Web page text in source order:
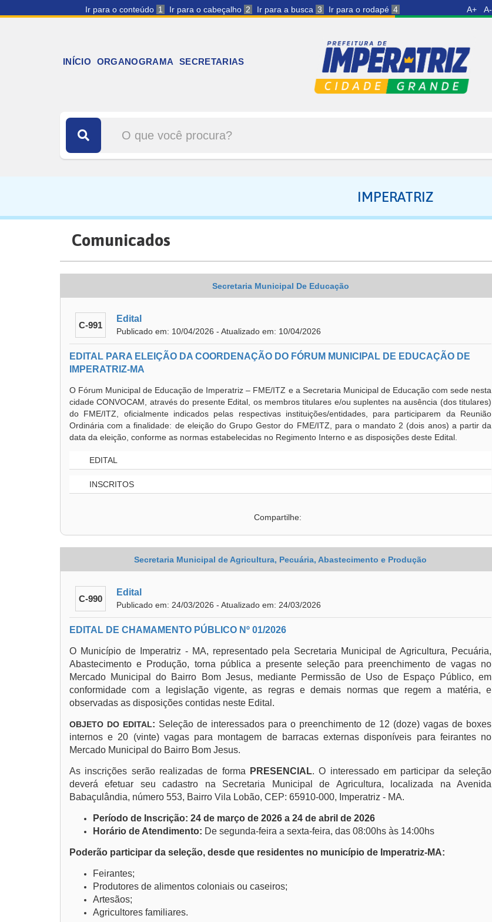
Ir para o conteúdo 1 Ir para o cabeçalho 2 Ir para a busca 3 Ir para o rodapé 4 A+ A-
INÍCIO ORGANOGRAMA SECRETARIAS
IMPERATRIZ
Comunicados
Secretaria Municipal De Educação
C-991
Edital
Publicado em: 10/04/2026 - Atualizado em: 10/04/2026
EDITAL PARA ELEIÇÃO DA COORDENAÇÃO DO FÓRUM MUNICIPAL DE EDUCAÇÃO DE
IMPERATRIZ-MA
O Fórum Municipal de Educação de Imperatriz – FME/ITZ e a Secretaria Municipal de Educação com sede nesta
cidade CONVOCAM, através do presente Edital, os membros titulares e/ou suplentes na ausência (dos titulares)
do FME/ITZ, oficialmente indicados pelas respectivas instituições/entidades, para participarem da Reunião
Ordinária com a finalidade: de eleição do Grupo Gestor do FME/ITZ, para o mandato 2 (dois anos) a partir da
data da eleição, conforme as normas estabelecidas no Regimento Interno e as disposições deste Edital.
EDITAL
INSCRITOS
Compartilhe:
Secretaria Municipal de Agricultura, Pecuária, Abastecimento e Produção
C-990
Edital
Publicado em: 24/03/2026 - Atualizado em: 24/03/2026
EDITAL DE CHAMAMENTO PÚBLICO Nº 01/2026
O Município de Imperatriz - MA, representado pela Secretaria Municipal de Agricultura, Pecuária,
Abastecimento e Produção, torna pública a presente seleção para preenchimento de vagas no
Mercado Municipal do Bairro Bom Jesus, mediante Permissão de Uso de Espaço Público, em
conformidade com a legislação vigente, as regras e demais normas que regem a matéria, e
observadas as disposições contidas neste Edital.
OBJETO DO EDITAL: Seleção de interessados para o preenchimento de 12 (doze) vagas de boxes
internos e 20 (vinte) vagas para montagem de barracas externas disponíveis para feirantes no
Mercado Municipal do Bairro Bom Jesus.
As inscrições serão realizadas de forma PRESENCIAL. O interessado em participar da seleção
deverá efetuar seu cadastro na Secretaria Municipal de Agricultura, localizada na Avenida
Babaçulândia, número 553, Bairro Vila Lobão, CEP: 65910-000, Imperatriz - MA.
Período de Inscrição: 24 de março de 2026 a 24 de abril de 2026
Horário de Atendimento: De segunda-feira a sexta-feira, das 08:00hs às 14:00hs
Poderão participar da seleção, desde que residentes no município de Imperatriz-MA:
Feirantes;
Produtores de alimentos coloniais ou caseiros;
Artesãos;
Agricultores familiares.